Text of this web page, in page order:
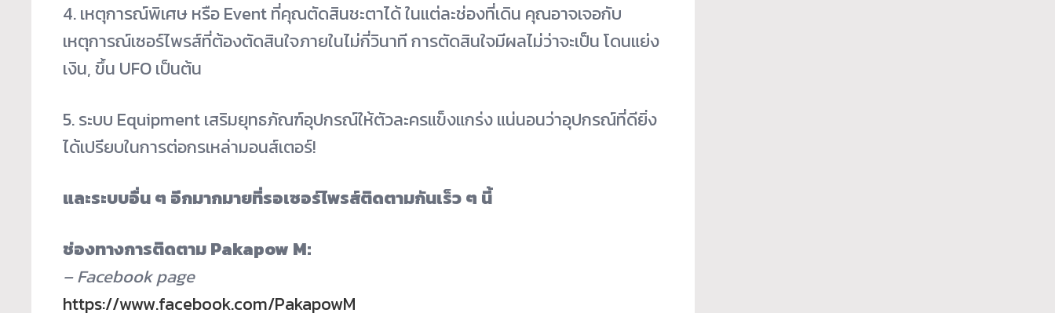
4. เหตุการณ์พิเศษ หรือ Event ที่คุณตัดสินชะตาได้ ในแต่ละช่องที่เดิน คุณอาจเจอกับ
เหตุการณ์เซอร์ไพรส์ที่ต้องตัดสินใจภายในไม่กี่วินาที การตัดสินใจมีผลไม่ว่าจะเป็น โดนแย่ง
เงิน, ขึ้น UFO เป็นต้น
5. ระบบ Equipment เสริมยุทธภัณฑ์อุปกรณ์ให้ตัวละครแข็งแกร่ง แน่นอนว่าอุปกรณ์ที่ดียิ่ง
ได้เปรียบในการต่อกรเหล่ามอนส์เตอร์!
และระบบอื่น ๆ อีกมากมายที่รอเซอร์ไพรส์ติดตามกันเร็ว ๆ นี้
ช่องทางการติดตาม Pakapow M:
– Facebook page
https://www.facebook.com/PakapowM